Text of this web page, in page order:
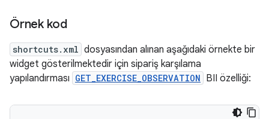
Örnek kod
shortcuts.xml dosyasından alınan aşağıdaki örnekte bir
widget gösterilmektedir için sipariş karşılama
yapılandırması GET_EXERCISE_OBSERVATION BII özelliği: